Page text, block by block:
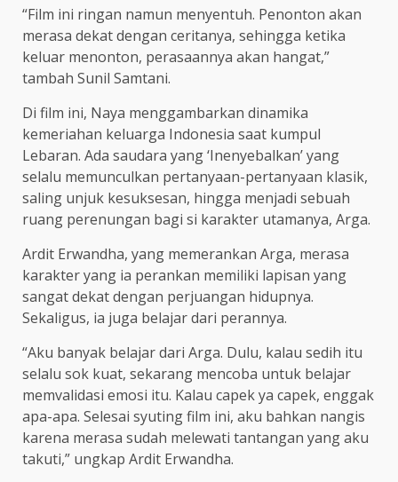
“Film ini ringan namun menyentuh. Penonton akan
merasa dekat dengan ceritanya, sehingga ketika
keluar menonton, perasaannya akan hangat,”
tambah Sunil Samtani.
Di film ini, Naya menggambarkan dinamika
kemeriahan keluarga Indonesia saat kumpul
Lebaran. Ada saudara yang ‘Inenyebalkan’ yang
selalu memunculkan pertanyaan-pertanyaan klasik,
saling unjuk kesuksesan, hingga menjadi sebuah
ruang perenungan bagi si karakter utamanya, Arga.
Ardit Erwandha, yang memerankan Arga, merasa
karakter yang ia perankan memiliki lapisan yang
sangat dekat dengan perjuangan hidupnya.
Sekaligus, ia juga belajar dari perannya.
“Aku banyak belajar dari Arga. Dulu, kalau sedih itu
selalu sok kuat, sekarang mencoba untuk belajar
memvalidasi emosi itu. Kalau capek ya capek, enggak
apa-apa. Selesai syuting film ini, aku bahkan nangis
karena merasa sudah melewati tantangan yang aku
takuti,” ungkap Ardit Erwandha.